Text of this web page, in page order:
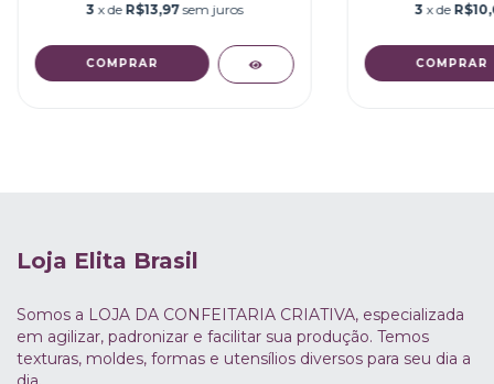
3 x de R$13,97 sem juros
3 x de
Loja Elita Brasil
Somos a LOJA DA CONFEITARIA CRIATIVA, especializada
em agilizar, padronizar e facilitar sua produção. Temos
texturas, moldes, formas e utensílios diversos para seu dia a